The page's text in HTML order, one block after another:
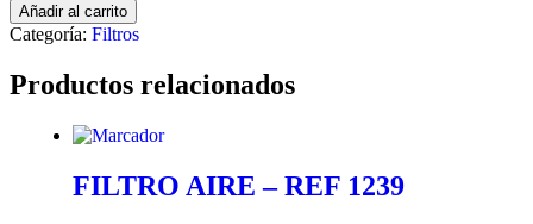
Añadir al carrito
Categoría: Filtros
Productos relacionados
FILTRO AIRE – REF 1239